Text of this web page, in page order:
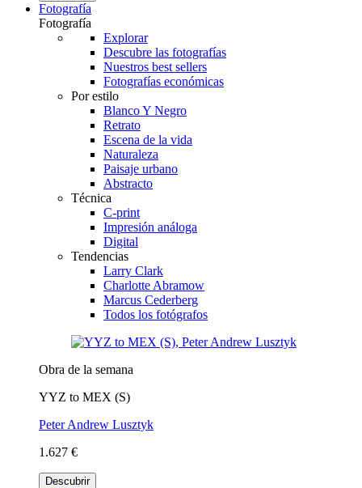
Fotografía
Fotografía
Explorar
Descubre las fotografías
Nuestros best sellers
Fotografías económicas
Por estilo
Blanco Y Negro
Retrato
Escena de la vida
Naturaleza
Paisaje urbano
Abstracto
Técnica
C-print
Impresión análoga
Digital
Tendencias
Larry Clark
Charlotte Abramow
Marcus Cederberg
Todos los fotógrafos
Obra de la semana
YYZ to MEX (S)
Peter Andrew Lusztyk
1.627 €
Descubrir